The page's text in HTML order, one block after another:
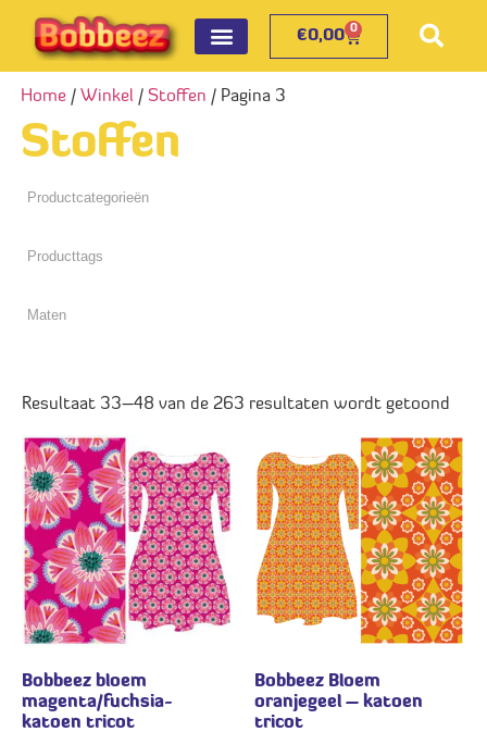
€0,00 0
Home / Winkel / Stoffen / Pagina 3
Stoffen
Resultaat 33–48 van de 263 resultaten wordt getoond
Bobbeez bloem
magenta/fuchsia-
katoen tricot
Bobbeez Bloem
oranjegeel – katoen
tricot